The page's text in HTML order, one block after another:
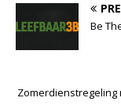
Be
Zomerdienstregeling